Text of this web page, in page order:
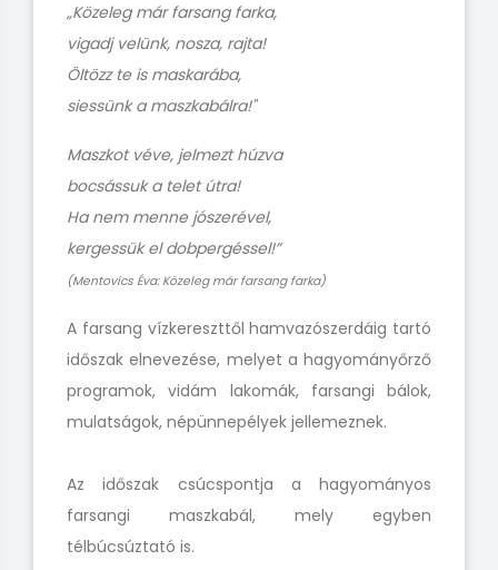
„Közeleg már farsang farka,
vigadj velünk, nosza, rajta!
Öltözz te is maskarába,
siessünk a maszkabálra!"
Maszkot véve, jelmezt húzva
bocsássuk a telet útra!
Ha nem menne jószerével,
kergessük el dobpergéssel!”
(Mentovics Éva: Közeleg már farsang farka)
A farsang vízkereszttől hamvazószerdáig tartó
időszak elnevezése, melyet a hagyományőrző
programok, vidám lakomák, farsangi bálok,
mulatságok, népünnepélyek jellemeznek.
Az időszak csúcspontja a hagyományos
farsangi maszkabál, mely egyben
télbúcsúztató is.